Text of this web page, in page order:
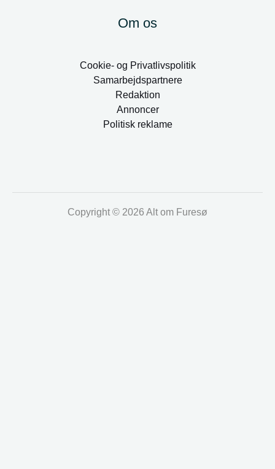
Om os
Cookie- og Privatlivspolitik
Samarbejdspartnere
Redaktion
Annoncer
Politisk reklame
Copyright © 2026 Alt om Furesø